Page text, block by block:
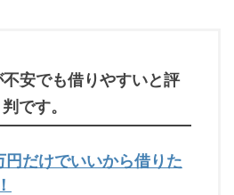
安でも借りやすいと評
判です。
だけでいいから借りた